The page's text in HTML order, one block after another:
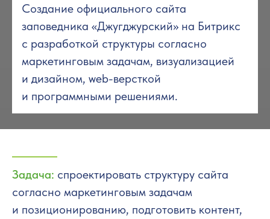
Создание официального сайта
заповедника «Джугджурский» на Битрикс
с разработкой структуры согласно
маркетинговым задачам, визуализацией
и дизайном, web-версткой
и программными решениями.
Задача: спроектировать структуру сайта
согласно маркетинговым задачам
и позициони­рованию, подготовить контент,